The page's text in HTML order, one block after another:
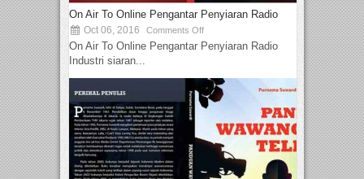
On Air To Online Pengantar Penyiaran Radio
Oct 06, 2016 Comments Off
On Air To Online Pengantar Penyiaran Radio
Industri siaran...